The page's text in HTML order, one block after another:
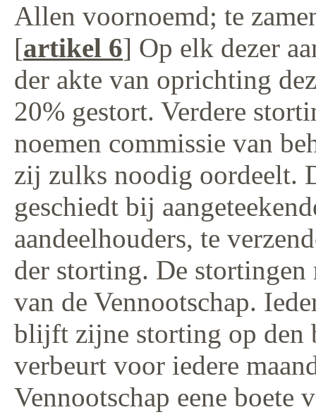
Allen voornoemd; te
[artikel 6] Op elk dezer
der akte van oprichting
20% gestort. Verdere
noemen commissie van
zij zulks noodig oordeelt.
geschiedt bij
aandeelhouders, te
der storting. De stortingen
van de Vennootschap.
blijft zijne storting op den
verbeurt voor iedere
Vennootschap eene boete